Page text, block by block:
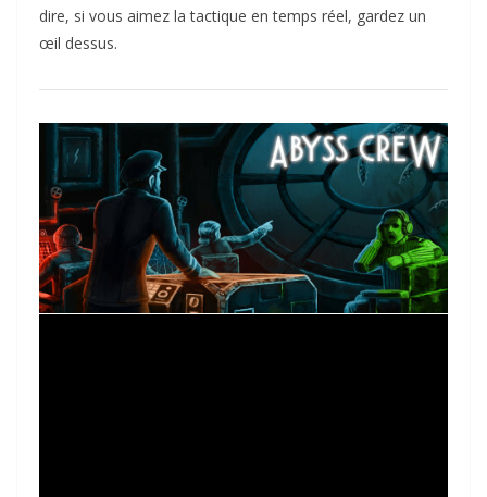
dire, si vous aimez la tactique en temps réel, gardez un
œil dessus.